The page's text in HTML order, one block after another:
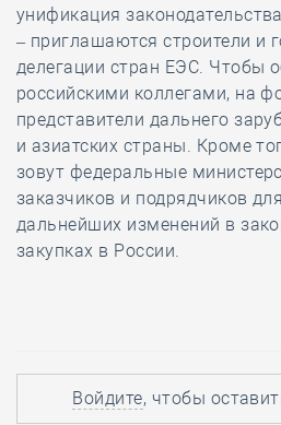
унификация
– приглашаются строители и
делегации стран ЕЭС. Чтобы
российскими коллегами, на
представители дальнего
и азиатских страны. Кроме
зовут федеральные
заказчиков и подрядчиков
дальнейших изменений в
закупках в России.
Войдите, чтобы